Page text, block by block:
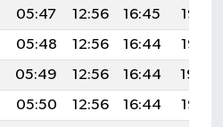
05:47 12:56 16:45
19:56
05:48 12:56 16:44
19:55
05:49 12:56 16:44
19:54
05:50 12:56 16:44
19:52